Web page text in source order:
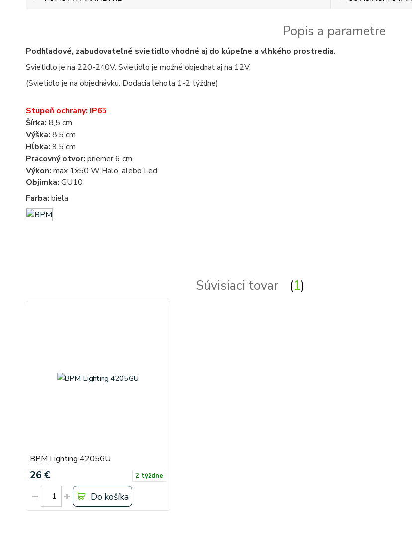
Popis a parametre
Podhľadové, zabudovateľné svietidlo vhodné aj do kúpeľne a vlhkého prostredia.
Svietidlo je na 220-240V. Svietidlo je možné objednať aj na 12V.
(Svietidlo je na objednávku. Dodacia lehota 1-2 týždne)
Stupeň ochrany: IP65
Šírka: 8,5 cm
Výška: 8,5 cm
Hĺbka: 9,5 cm
Pracovný otvor: priemer 6 cm
Výkon: max 1x50 W Halo, alebo Led
Objímka: GU10
Farba: biela
Súvisiaci tovar 1
BPM Lighting 4205GU
26 € 2 týždne
Do košíka